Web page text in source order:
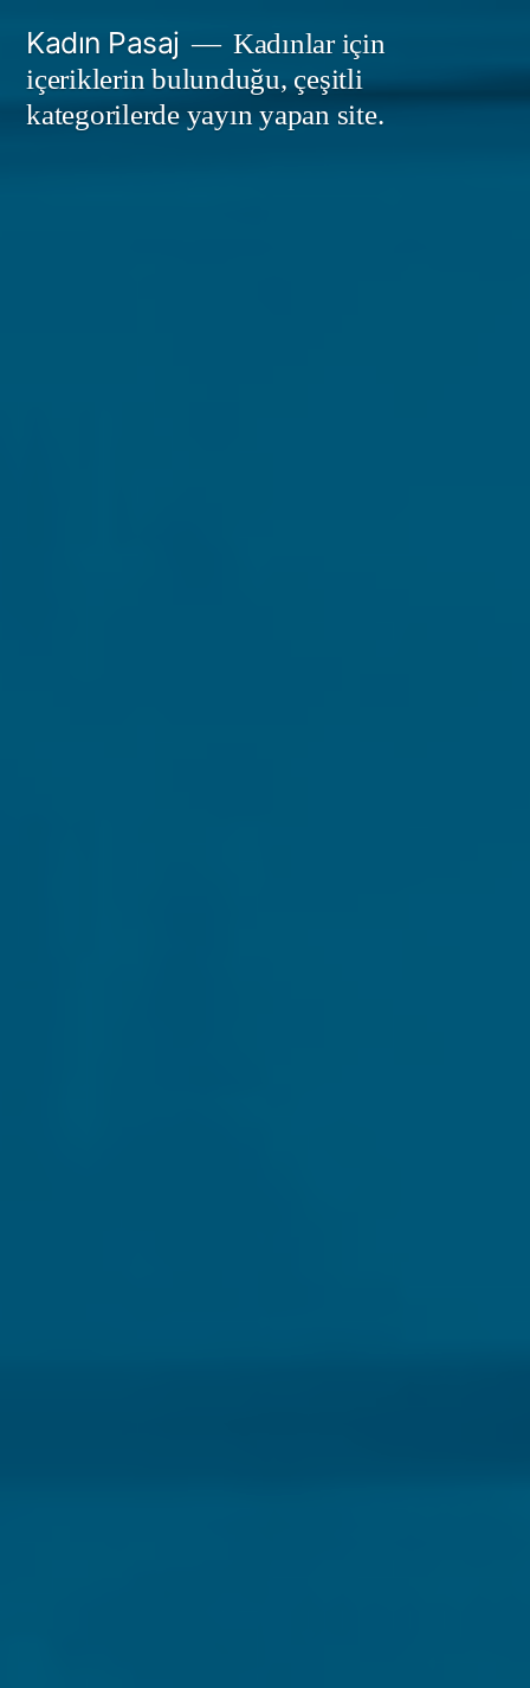
geç
Kadın Pasaj
Kadınlar için
içeriklerin bulunduğu, çeşitli
kategorilerde yayın yapan site.